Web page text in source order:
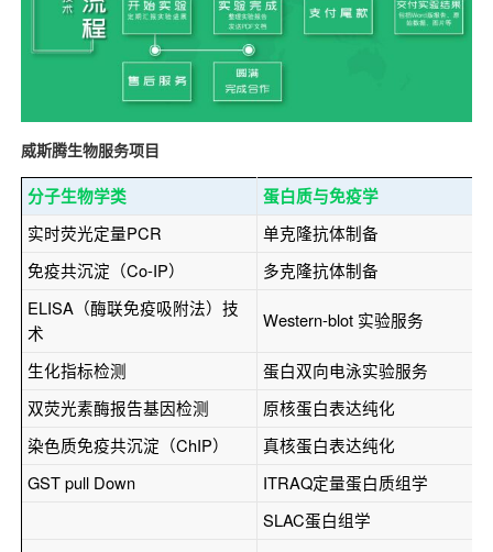
威斯腾生物服务项目
分子生物学类
蛋白质与免疫学
实时荧光定量PCR
单克隆抗体制备
免疫共沉淀（Co-IP）
多克隆抗体制备
ELISA（酶联免疫吸附法）技
术
Western-blot 实验服务
生化指标检测
蛋白双向电泳实验服务
双荧光素酶报告基因检测
原核蛋白表达纯化
染色质免疫共沉淀（ChIP）
真核蛋白表达纯化
GST pull Down
ITRAQ定量蛋白质组学
SLAC蛋白组学